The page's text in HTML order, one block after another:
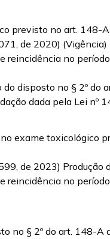
previsto no art. 148-
de 2020) (Vigência)
reincidência no
disposto no § 2º
dada pela Lei nº
exame toxicológico
de 2023) Produção
reincidência no
no § 2º do art. 148-